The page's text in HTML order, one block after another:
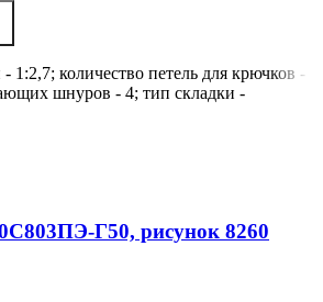
1:2,7; количество петель для крючков -
шнуров - 4; тип складки -
Г50, рисунок 8260